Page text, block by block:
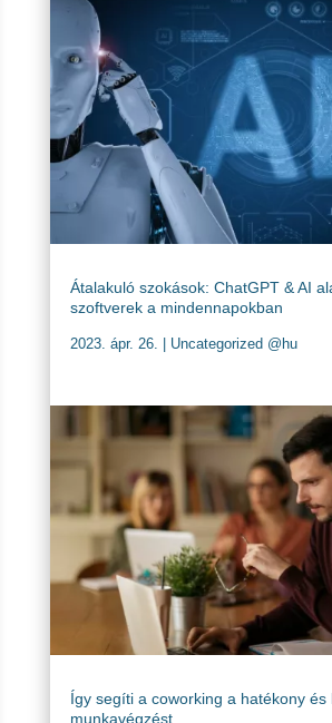
Átalakuló szokások: ChatGPT & AI
szoftverek a mindennapokban
2023. ápr. 26. Uncategorized @hu
Így segíti a coworking a hatékony és
munkavégzést